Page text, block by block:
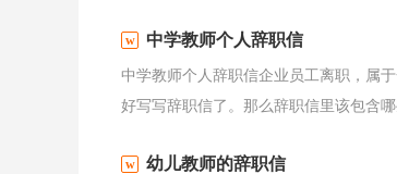
中学教师个人辞职信
中学教师个人辞职信企业员工离职，属
好写写辞职信了。那么辞职信里该包含
幼儿教师的辞职信